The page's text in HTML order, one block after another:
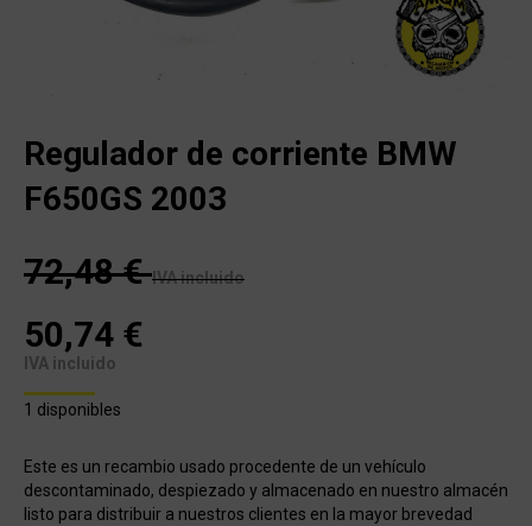
Regulador de corriente BMW
F650GS 2003
72,48€ IVA incluido
50,74 €
IVA incluido
1 disponibles
Este es un recambio usado procedente de un vehículo
descontaminado, despiezado y almacenado en nuestro almacén
listo para distribuir a nuestros clientes en la mayor brevedad